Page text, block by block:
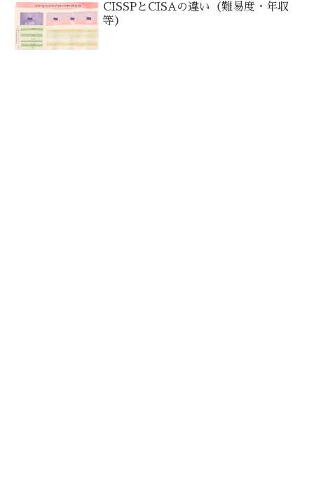
CISSPとCISAの違い（難易度・年収
等）